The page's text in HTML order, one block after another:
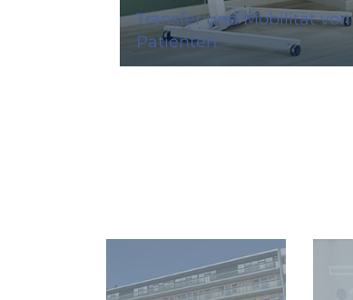
Transfer und Mobilität von
Patienten